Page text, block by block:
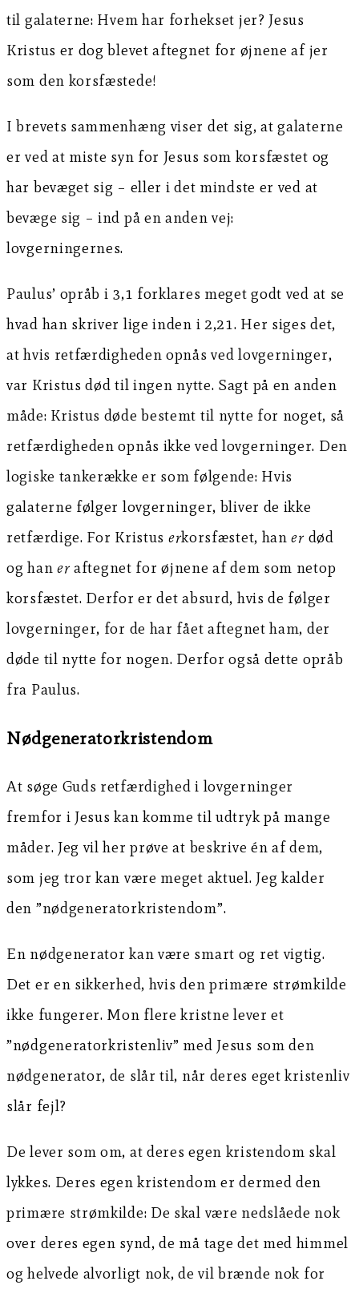
til galaterne: Hvem har forhekset jer? Jesus
Kristus er dog blevet aftegnet for øjnene af jer
som den korsfæstede!
I brevets sammenhæng viser det sig, at galaterne
er ved at miste syn for Jesus som korsfæstet og
har bevæget sig – eller i det mindste er ved at
bevæge sig – ind på en anden vej:
lovgerningernes.
Paulus’ opråb i 3,1 forklares meget godt ved at se
hvad han skriver lige inden i 2,21. Her siges det,
at hvis retfærdigheden opnås ved lovgerninger,
var Kristus død til ingen nytte. Sagt på en anden
måde: Kristus døde bestemt til nytte for noget, så
retfærdigheden opnås ikke ved lovgerninger. Den
logiske tankerække er som følgende: Hvis
galaterne følger lovgerninger, bliver de ikke
retfærdige. For Kristus erkorsfæstet, hanerdød
og han eraftegnet for øjnene af dem som netop
korsfæstet. Derfor er det absurd, hvis de følger
lovgerninger, for de har fået aftegnet ham, der
døde til nytte for nogen. Derfor også dette opråb
fra Paulus.
Nødgeneratorkristendom
At søge Guds retfærdighed i lovgerninger
fremfor i Jesus kan komme til udtryk på mange
måder. Jeg vil her prøve at beskrive én af dem,
som jeg tror kan være meget aktuel. Jeg kalder
den ”nødgeneratorkristendom”.
En nødgenerator kan være smart og ret vigtig.
Det er en sikkerhed, hvis den primære strømkilde
ikke fungerer. Mon flere kristne lever et
”nødgeneratorkristenliv” med Jesus som den
nødgenerator, de slår til, når deres eget kristenliv
slår fejl?
De lever som om, at deres egen kristendom skal
lykkes. Deres egen kristendom er dermed den
primære strømkilde: De skal være nedslåede nok
over deres egen synd, de må tage det med himmel
og helvede alvorligt nok, de vil brænde nok for